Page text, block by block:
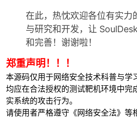
在此，热忱欢迎各位有实力
与研究和开发，让
和完善！谢谢啦！
郑重声明！！！
本源码仅用于网络安全技术科普与学
均应在合法授权的测试靶机环境中完
实系统的攻击行为。
请使用者严格遵守《网络安全法》等